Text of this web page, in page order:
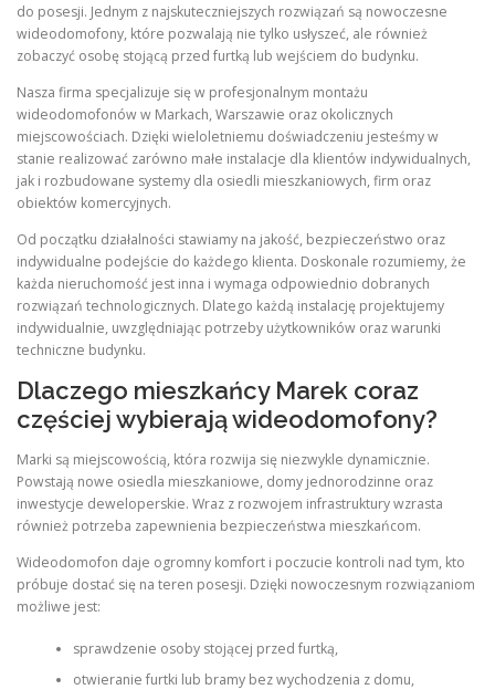
do posesji. Jednym z najskuteczniejszych rozwiązań są nowoczesne
wideodomofony, które pozwalają nie tylko usłyszeć, ale również
zobaczyć osobę stojącą przed furtką lub wejściem do budynku.
Nasza firma specjalizuje się w profesjonalnym montażu
wideodomofonów w Markach, Warszawie oraz okolicznych
miejscowościach. Dzięki wieloletniemu doświadczeniu jesteśmy w
stanie realizować zarówno małe instalacje dla klientów indywidualnych,
jak i rozbudowane systemy dla osiedli mieszkaniowych, firm oraz
obiektów komercyjnych.
Od początku działalności stawiamy na jakość, bezpieczeństwo oraz
indywidualne podejście do każdego klienta. Doskonale rozumiemy, że
każda nieruchomość jest inna i wymaga odpowiednio dobranych
rozwiązań technologicznych. Dlatego każdą instalację projektujemy
indywidualnie, uwzględniając potrzeby użytkowników oraz warunki
techniczne budynku.
Dlaczego mieszkańcy Marek coraz
częściej wybierają wideodomofony?
Marki są miejscowością, która rozwija się niezwykle dynamicznie.
Powstają nowe osiedla mieszkaniowe, domy jednorodzinne oraz
inwestycje deweloperskie. Wraz z rozwojem infrastruktury wzrasta
również potrzeba zapewnienia bezpieczeństwa mieszkańcom.
Wideodomofon daje ogromny komfort i poczucie kontroli nad tym, kto
próbuje dostać się na teren posesji. Dzięki nowoczesnym rozwiązaniom
możliwe jest:
sprawdzenie osoby stojącej przed furtką,
otwieranie furtki lub bramy bez wychodzenia z domu,